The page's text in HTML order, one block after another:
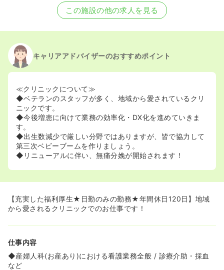
この施設の他の求人を見る
キャリアアドバイザーのおすすめポイント
≪クリニックについて≫
◆ベテランのスタッフが多く、地域から愛されているクリ
ニックです。
◆今後増患に向けて業務の効率化・DX化を進めていきま
す。
◆出生数減少で厳しい分野ではありますが、皆で協力して
第三次ベビーブームを作りましょう。
◆リニューアルに伴い、無痛分娩が開始されます！
【充実した福利厚生★日勤のみの勤務★年間休日120日】地域
から愛されるクリニックでのお仕事です！
仕事内容
◆産婦人科(お産あり)における看護業務全般 / 診療介助・採血
など